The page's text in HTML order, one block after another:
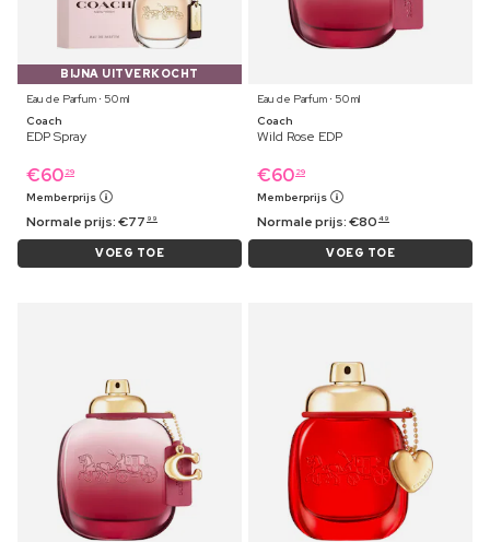
BIJNA UITVERKOCHT
Eau de Parfum ⋅ 50 ml
Coach
EDP Spray
€60 29
Memberprijs
Normale prijs:€77 99
VOEG TOE
Eau de Parfum ⋅ 50 ml
Coach
Wild Rose EDP
€60 29
Memberprijs
Normale prijs:€80 49
VOEG TOE